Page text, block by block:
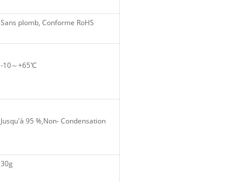
Sans plomb, Conforme RoHS
-10～+65℃
Jusqu'à 95 %,Non- Condensation
30g